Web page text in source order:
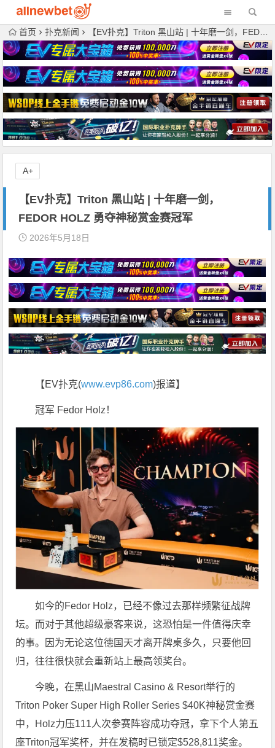
首页 扑克新闻 【EV扑克】Triton 黑山站 | 十年磨一剑，FEDOR HOLZ 勇夺神秘赏金赛冠军
【EV扑克】Triton 黑山站 | 十年磨一剑，
FEDOR HOLZ 勇夺神秘赏金赛冠军
2026年5月18日
【EV扑克(www.evp86.com)报道】
冠军 Fedor Holz！
如今的Fedor Holz，已经不像过去那样频繁征战牌
坛。而对于其他超级豪客来说，这恐怕是一件值得庆幸
的事。因为无论这位德国天才离开牌桌多久，只要他回
归，往往很快就会重新站上最高领奖台。
今晚，在黑山Maestral Casino & Resort举行的
Triton Poker Super High Roller Series $40K神秘赏金赛
中，Holz力压111人次参赛阵容成功夺冠，拿下个人第五
座Triton冠军奖杯，并在发稿时已锁定$528,811奖金。
A+